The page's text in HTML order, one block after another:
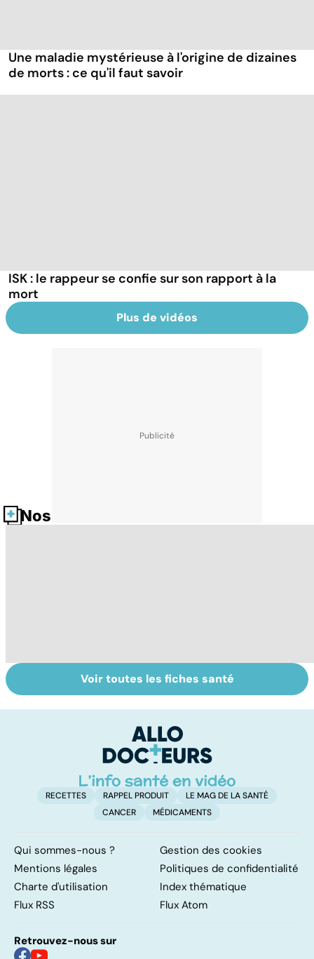
Une maladie mystérieuse à l'origine de dizaines
de morts : ce qu'il faut savoir
ISK : le rappeur se confie sur son rapport à la
mort
Plus de vidéos
Nos fiches santé
La tuberculose
pulmonaire
Tout savoir sur
les infections
Voir toutes les fiches santé
RECETTES RAPPEL PRODUIT
LE MAG DE LA SANTÉ
CANCER
MÉDICAMENTS
Qui sommes-nous ?
Gestion des cookies
Mentions légales
Politiques de confidentialité
Charte d'utilisation
Index thématique
Flux RSS
Flux Atom
Retrouvez-nous sur